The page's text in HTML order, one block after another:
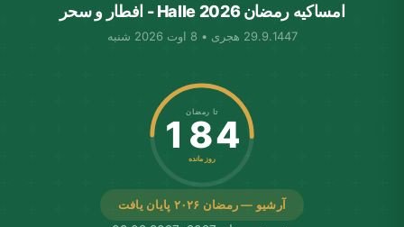
امساکیه رمضان Halle 2026 - افطار و سحر
29.9.1447 هجری • 8 اوت 2026 شنبه
آرشیو — رمضان ۲۰۲۶ پایان یافت
تا رمضان
184
روز مانده